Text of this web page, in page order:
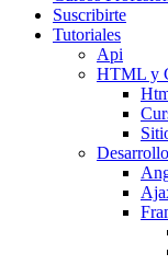
Suscribirte
Tutoriales
Api
HTML y